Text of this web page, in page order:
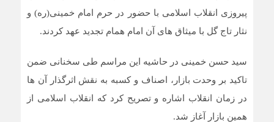
پیروزی انقلاب اسلامی با حضور در حرم امام خمینی(ره) و
نثار تاج گل با میثاق های آن امام همام تجدید عهد کردند.
سید حسن خمینی در حاشیه این مراسم طی سخنانی ضمن
تاکید بر وحدت بازار، اصناف و کسبه به نقش اثرگذار آن ها
در زمان انقلاب اشاره و تصریح کرد که انقلاب اسلامی از
همین بازار آغاز شد.